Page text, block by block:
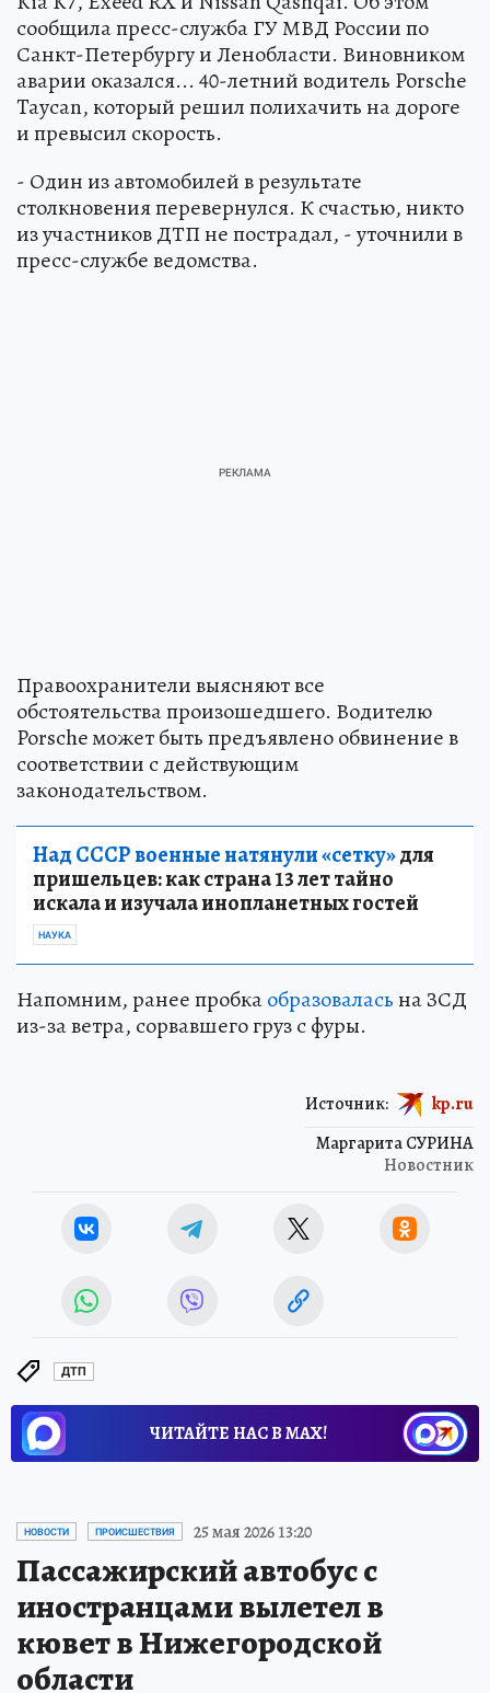
сообщила пресс-служба ГУ МВД России по
Санкт-Петербургу и Ленобласти. Виновником
аварии оказался... 40-летний водитель Porsche
Taycan, который решил полихачить на дороге
и превысил скорость.
- Один из автомобилей в результате
столкновения перевернулся. К счастью, никто
из участников ДТП не пострадал, - уточнили в
пресс-службе ведомства.
Правоохранители выясняют все
обстоятельства произошедшего. Водителю
Porsche может быть предъявлено обвинение в
соответствии с действующим
законодательством.
Над СССР военные натянули «сетку»для
пришельцев: как страна 13 лет тайно
искала и изучала инопланетных гостей
НАУКА
Напомним, ранее пробкаобразоваласьна ЗСД
из-за ветра, сорвавшего груз с фуры.
Маргарита СУРИНА
Новостник
Источник: kp.ru
ДТП
ЧИТАЙТЕ НАС В МАХ!
НОВОСТИ ПРОИСШЕСТВИЯ 25 мая 2026 13:20
Пассажирский автобус с
иностранцами вылетел в
кювет в Нижегородской
области